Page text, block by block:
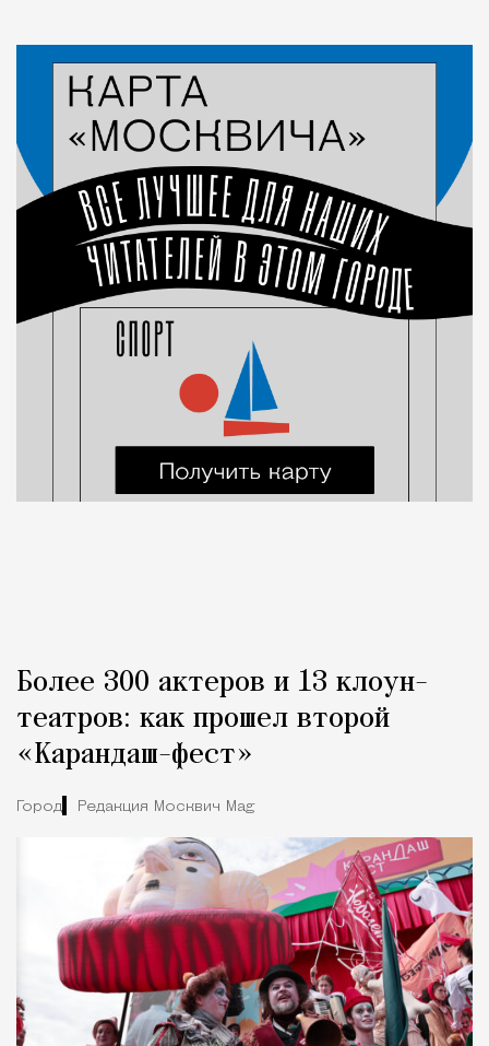
Статья
Рестораны и бары
Светлана Кесоян
Более 300 актеров и 13 клоун-
театров: как прошел второй
«Карандаш-фест»
Город Редакция Москвич Mag